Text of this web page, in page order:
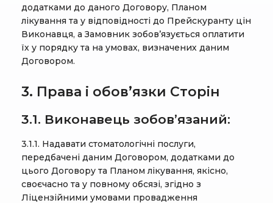
додатками до даного Договору, Планом
лікування та у відповідності до Прейскуранту цін
Виконавця, а Замовник зобов’язується оплатити
їх у порядку та на умовах, визначених даним
Договором.
3. Права і обов’язки Сторін
3.1. Виконавець зобов’язаний:
3.1.1. Надавати стоматологічні послуги,
передбачені даним Договором, додатками до
цього Договору та Планом лікування, якісно,
своєчасно та у повному обсязі, згідно з
Ліцензійними умовами провадження